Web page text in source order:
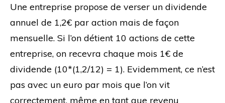
Une entreprise propose de verser un dividende
annuel de 1,2€ par action mais de façon
mensuelle. Si l’on détient 10 actions de cette
entreprise, on recevra chaque mois 1€ de
dividende (10*(1,2/12) = 1). Evidemment, ce n’est
pas avec un euro par mois que l’on vit
correctement, même en tant que revenu